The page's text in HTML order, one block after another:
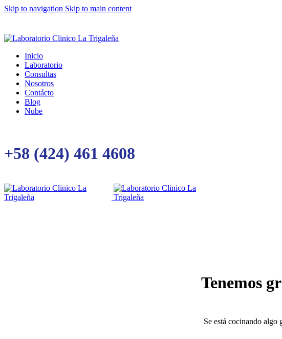
Skip to navigation Skip to main content
Inicio
Laboratorio
Consultas
Nosotros
Contácto
Blog
Nube
+58 (424) 461 4608
Tenemos
Se está cocinando algo